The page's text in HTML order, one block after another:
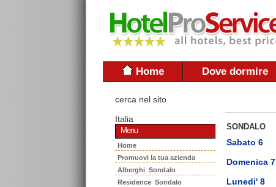
Home Dove dormire
cerca nel sito
Italia
Menu
Home
Promuovi la tua azienda
Alberghi Sondalo
Residence Sondalo
SONDALO
Sabato 6
Domenica 7
Lunedi' 8